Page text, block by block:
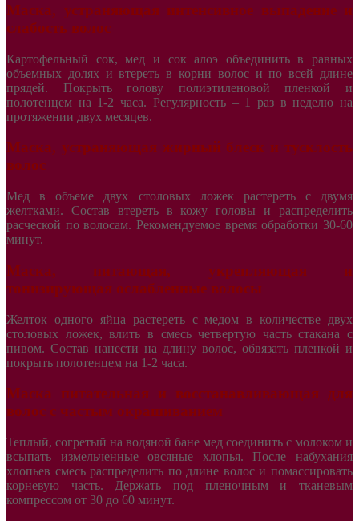
Маска, устраняющая интенсивное выпадение и
слабость волос
Картофельный сок, мед и сок алоэ объединить в равных
объемных долях и втереть в корни волос и по всей длине
прядей. Покрыть голову полиэтиленовой пленкой и
полотенцем на 1-2 часа. Регулярность – 1 раз в неделю на
протяжении двух месяцев.
Маска, устраняющая жирный блеск и тусклость
волос
Мед в объеме двух столовых ложек растереть с двумя
желтками. Состав втереть в кожу головы и распределить
расческой по волосам. Рекомендуемое время обработки 30-60
минут.
Маска, питающая, укрепляющая и
тонизирующая ослабленные волосы
Желток одного яйца растереть с медом в количестве двух
столовых ложек, влить в смесь четвертую часть стакана с
пивом. Состав нанести на длину волос, обвязать пленкой и
покрыть полотенцем на 1-2 часа.
Маска питательная и восстанавливающая для
волос с частым окрашиванием
Теплый, согретый на водяной бане мед соединить с молоком и
всыпать измельченные овсяные хлопья. После набухания
хлопьев смесь распределить по длине волос и помассировать
корневую часть. Держать под пленочным и тканевым
компрессом от 30 до 60 минут.